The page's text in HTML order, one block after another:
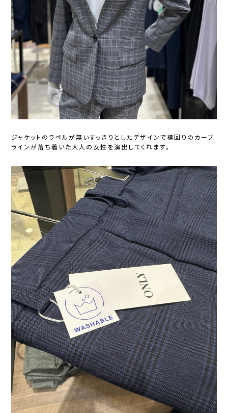
ジャケットのラペルが無いすっきりとしたデザインで襟回りのカーブ
ラインが落ち着いた大人の女性を演出してくれます。